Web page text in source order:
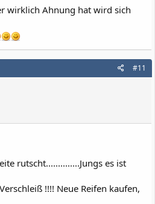
wirklich Ahnung hat wird sich
#11
rutscht..............Jungs es ist
!!!! Neue Reifen kaufen,